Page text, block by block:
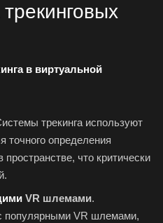
в виртуальной
трекинга используют
точного определения
что критически
VR шлемами.
популярными VR шлемами,